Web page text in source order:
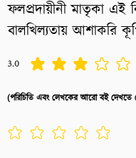
ফলপ্রদায়ীনী মাতৃকা এই
বালখিল্যতায় আশাকরি
3.0
average rating is 3 out of 5
(পরিচিতি এবং লেখকের আরো বই